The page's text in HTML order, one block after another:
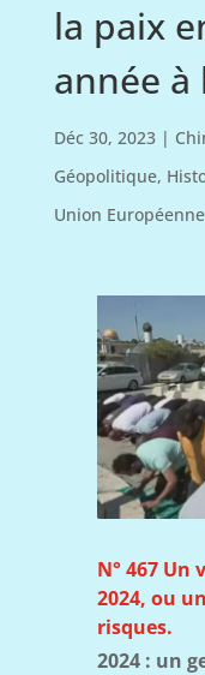
la paix
année à
Déc 30, 2023|
Géopolitique,
Union Européenne
N° 467 Un
2024, ou
risques.
2024 : un